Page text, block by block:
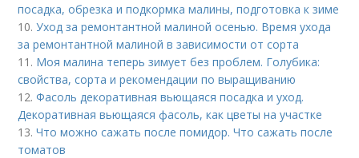
посадка, обрезка и подкормка малины, подготовка к зиме
10.Уход за ремонтантной малиной осенью. Время ухода
за ремонтантной малиной в зависимости от сорта
11. Моя малина теперь зимует без проблем. Голубика:
свойства, сорта и рекомендации по выращиванию
12.Фасоль декоративная вьющаяся посадка и уход.
Декоративная вьющаяся фасоль, как цветы на участке
13.Что можно сажать после помидор. Что сажать после
томатов